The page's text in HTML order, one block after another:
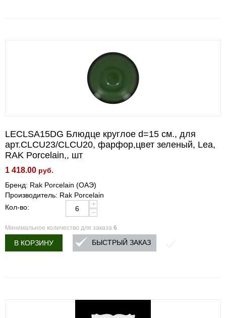
LECLSA15DG Блюдце круглое d=15 см., для
арт.CLCU23/CLCU20, фарфор,цвет зеленый, Lea,
RAK Porcelain,, шт
1 418.00 руб.
Бренд: Rak Porcelain (ОАЭ)
Производитель: Rak Porcelain
Кол-во:
+
−
Минимальное количество для заказа 6.
В КОРЗИНУ БЫСТРЫЙ ЗАКАЗ